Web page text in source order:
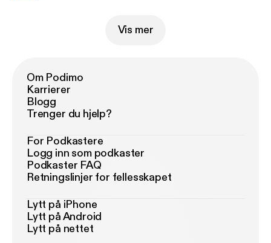
Vis mer
Om Podimo
Karrierer
Blogg
Trenger du hjelp?
For Podkastere
Logg inn som podkaster
Podkaster FAQ
Retningslinjer for fellesskapet
Lytt på iPhone
Lytt på Android
Lytt på nettet